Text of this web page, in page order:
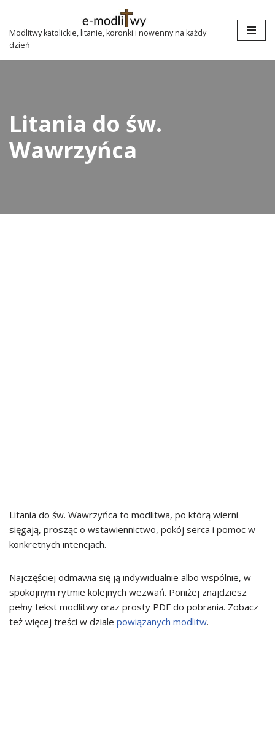
Przejdź
do
treści
Modlitwy katolickie, litanie, koronki i nowenny na każdy
dzień
Litania do św.
Wawrzyńca
Litania do św. Wawrzyńca to modlitwa, po którą wierni
sięgają, prosząc o wstawiennictwo, pokój serca i pomoc w
konkretnych intencjach.
Najczęściej odmawia się ją indywidualnie albo wspólnie, w
spokojnym rytmie kolejnych wezwań. Poniżej znajdziesz
pełny tekst modlitwy oraz prosty PDF do pobrania. Zobacz
też więcej treści w dziale powiązanych modlitw.